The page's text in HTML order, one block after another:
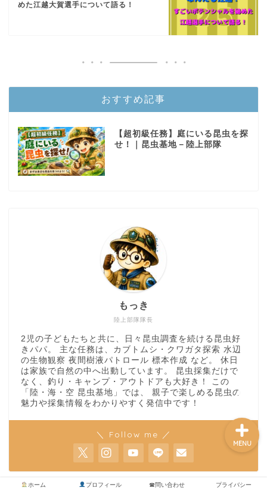
めた江越大賀選手について語る！
おすすめ記事
【超初級任務】庭にいる昆虫を探
せ！｜昆虫基地－陸上部隊
陸上部隊隊長
もっき
2児の子どもたちと共に、日々昆虫調査を続ける昆虫好
きパパ。 主な任務は、カブトムシ・クワガタ探索 水辺
の生物観察 夜間樹液パトロール 標本作成 など。 休日
は家族で自然の中へ出動しています。 昆虫採集だけで
なく、釣り・キャンプ・アウトドアも大好き！ この
「陸・海・空 昆虫基地」では、 親子で楽しめる昆虫の
魅力や採集情報をわかりやすく発信中です！
＼ Follow me ／
ホーム プロフィール ☎問い合わせ プライバシー
MENU
世界のカブトムシ
水上部隊
航空昆虫